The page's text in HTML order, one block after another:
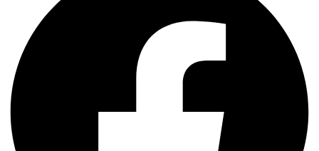
SANA
Kako bi dobili više informacija vezanih za ovaj proizvod, molimo
Vas da popunite formu koja se nalazi ispod.
Ime i prezime
Email